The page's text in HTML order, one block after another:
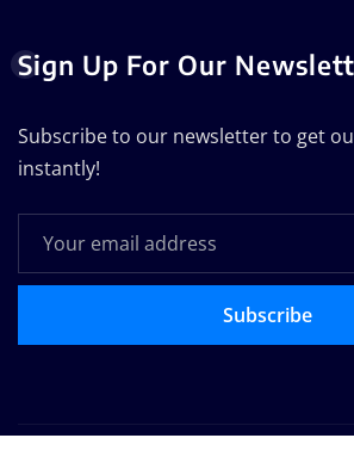
Sign Up For Our
Subscribe to our newsletter to get
instantly!
Subscribe